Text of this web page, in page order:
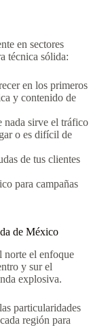
en sectores
técnica sólida:
en los primeros
y contenido de
nada sirve el tráfico
o es difícil de
de tus clientes
para campañas
de México
norte el enfoque
y sur el
explosiva.
particularidades
región para